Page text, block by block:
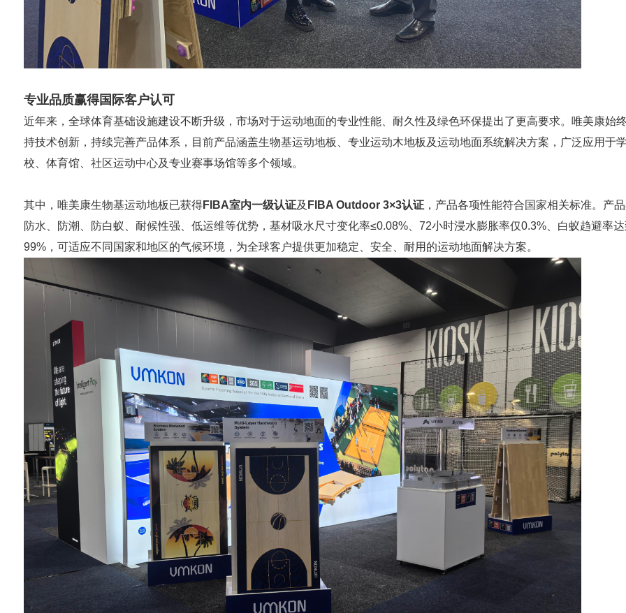
专业品质赢得国际客户认可
近年来，全球体育基础设施建设不断升级，市场对于运动地面的专业性能、耐久性及绿色环保提出了更高要求。唯美康始
持技术创新，持续完善产品体系，目前产品涵盖生物基运动地板、专业运动木地板及运动地面系统解决方案，广泛应用于学
校、体育馆、社区运动中心及专业赛事场馆等多个领域。
其中，唯美康生物基运动地板已获得FIBA室内一级认证及 FIBA Outdoor 3×3认证，产品各项性能符合国家相关标准。产
防水、防潮、防白蚁、耐候性强、低运维等优势，基材吸水尺寸变化率≤0.08%、72小时浸水膨胀率仅0.3%、白蚁趋避率达
99%，可适应不同国家和地区的气候环境，为全球客户提供更加稳定、安全、耐用的运动地面解决方案。